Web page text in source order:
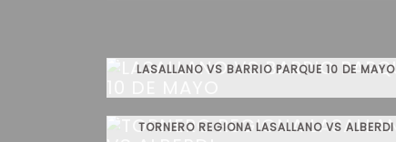
LASALLANO VS BARRIO PARQUE 10 DE MAYO
TORNERO REGIONA LASALLANO VS ALBERDI